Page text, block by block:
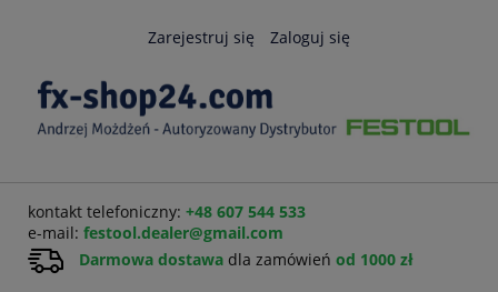
Zarejestruj się Zaloguj się
kontakt telefoniczny: +48 607 544 533
e-mail: festool.dealer@gmail.com
Darmowa dostawa dla zamówień od 1000 zł